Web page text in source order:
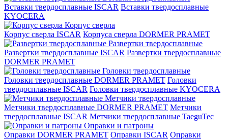
Вставки твердосплавные ISCAR Вставки твердосплавные
KYOCERA
Корпус сверла
Корпус сверла ISCAR Корпуса сверла DORMER PRAMET
Развертки твердосплавные
Развертки твердосплавные ISCAR Развертки твердосплавные
DORMER PRAMET
Головки твердосплавные
Головки твердосплавные DORMER PRAMET Головки
твердосплавные ISCAR Головки твердосплавные KYOCERA
Метчики твердосплавные
Метчики твердосплавные DORMER PRAMET Метчики
твердосплавные ISCAR Метчики твердосплавные TaeguTec
Оправки и патроны
Оправки DORMER PRAMET Оправки ISCAR Оправки